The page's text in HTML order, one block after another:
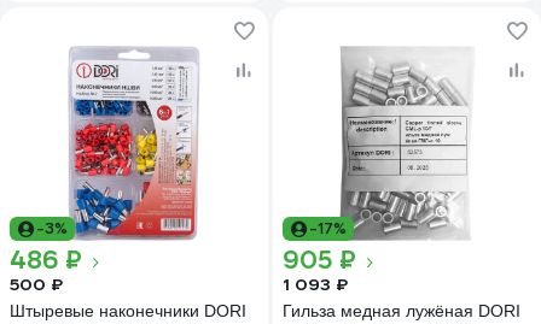
-3%
486 ₽
500 ₽
Штыревые наконечники DORI
-17%
905 ₽
1 093 ₽
Гильза медная лужёная DORI